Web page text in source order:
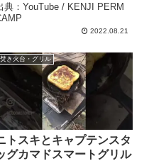
典：YouTube / KENJI PERM
2022.08.21
焚き火台・グリル
トスキとキャプテンスタ
グカマドスマートグリル